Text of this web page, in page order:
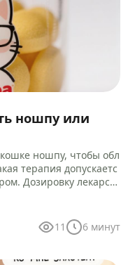
ношпу или
ношпу, чтобы обл
терапия допускаетс
Дозировку лекарст
11 6 минут